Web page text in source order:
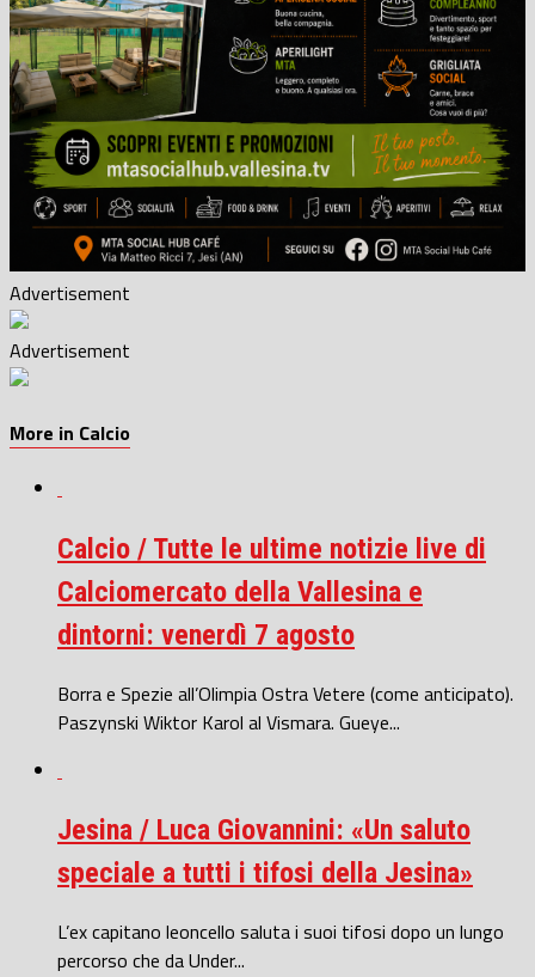
Advertisement
Advertisement
More in Calcio
Calcio / Tutte le ultime notizie live di
Calciomercato della Vallesina e
dintorni: venerdì 7 agosto
Borra e Spezie all’Olimpia Ostra Vetere (come anticipato).
Paszynski Wiktor Karol al Vismara. Gueye...
Jesina / Luca Giovannini: «Un saluto
speciale a tutti i tifosi della Jesina»
L’ex capitano leoncello saluta i suoi tifosi dopo un lungo
percorso che da Under...